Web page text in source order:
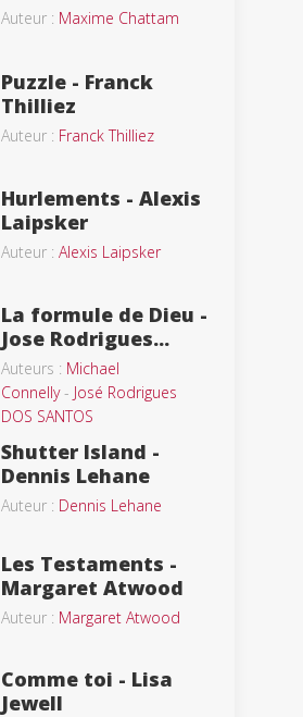
Auteur : Maxime Chattam
Puzzle - Franck
Thilliez
Auteur : Franck Thilliez
Hurlements - Alexis
Laipsker
Auteur : Alexis Laipsker
La formule de Dieu -
Jose Rodrigues...
Auteurs : Michael
Connelly- José Rodrigues
DOS SANTOS
Shutter Island -
Dennis Lehane
Auteur : Dennis Lehane
Les Testaments -
Margaret Atwood
Auteur : Margaret Atwood
Comme toi - Lisa
Jewell